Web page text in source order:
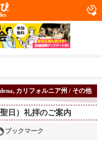
カリフォルニア州 / その他
日）礼拝のご案内
ブックマーク